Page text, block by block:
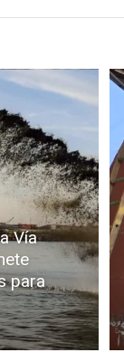
Vía
para